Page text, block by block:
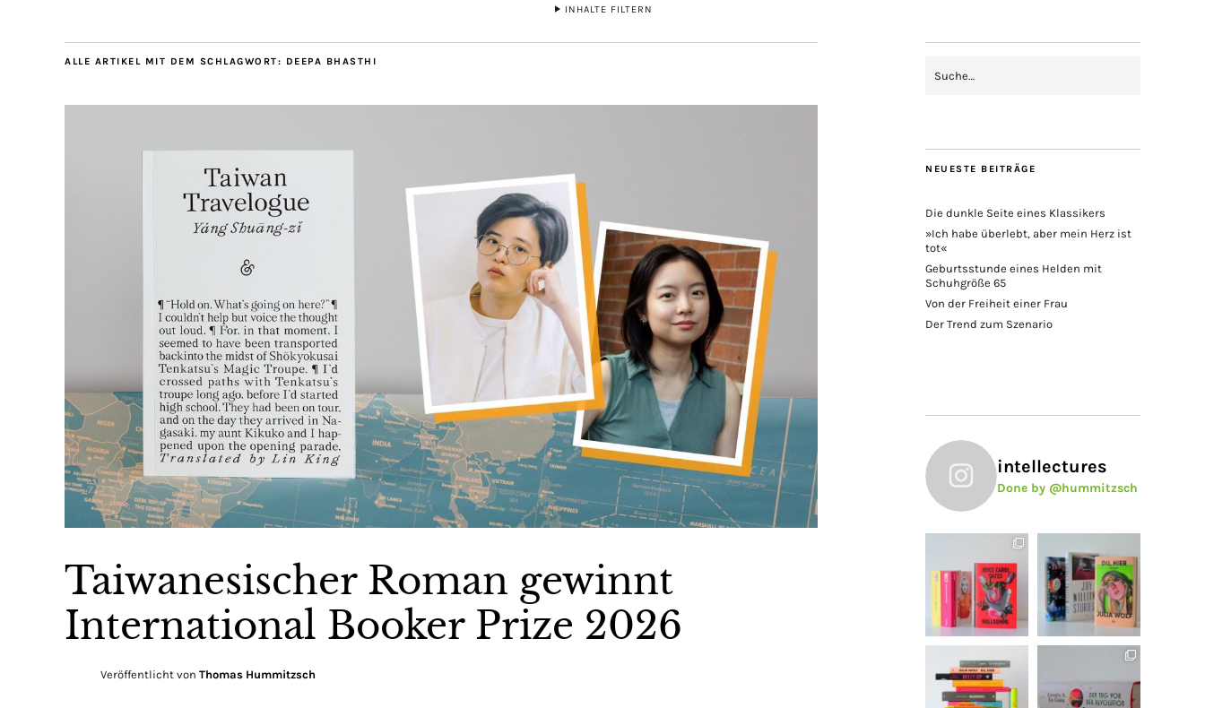
INHALTE FILTERN
ALLE ARTIKEL MIT DEM SCHLAGWORT: DEEPA BHASTHI
Taiwanesischer Roman gewinnt
International Booker Prize 2026
Veröffentlicht von Thomas Hummitzsch
NEUESTE BEITRÄGE
Die dunkle Seite eines Klassikers
»Ich habe überlebt, aber mein Herz ist
tot«
Geburtsstunde eines Helden mit
Schuhgröße 65
Von der Freiheit einer Frau
Der Trend zum Szenario
intellectures
Done by @hummitzsch